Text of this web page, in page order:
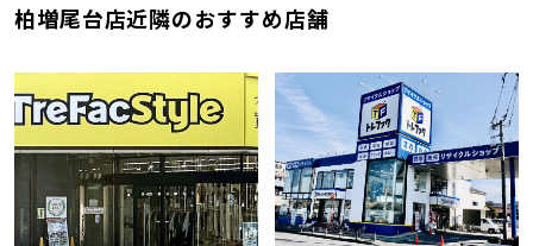
柏増尾台店近隣のおすすめ店舗